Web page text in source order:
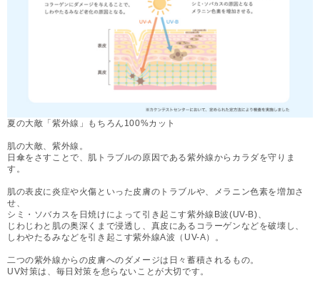
夏の大敵「紫外線」もちろん100%カット
肌の大敵、紫外線。
日傘をさすことで、肌トラブルの原因である紫外線からカラダを守りま
す。
肌の表皮に炎症や火傷といった皮膚のトラブルや、メラニン色素を増加さ
せ、
シミ・ソバカスを日焼けによって引き起こす紫外線B波(UV-B)、
じわじわと肌の奥深くまで浸透し、真皮にあるコラーゲンなどを破壊し、
しわやたるみなどを引き起こす紫外線A波（UV-A）。
二つの紫外線からの皮膚へのダメージは日々蓄積されるもの。
UV対策は、毎日対策を怠らないことが大切です。